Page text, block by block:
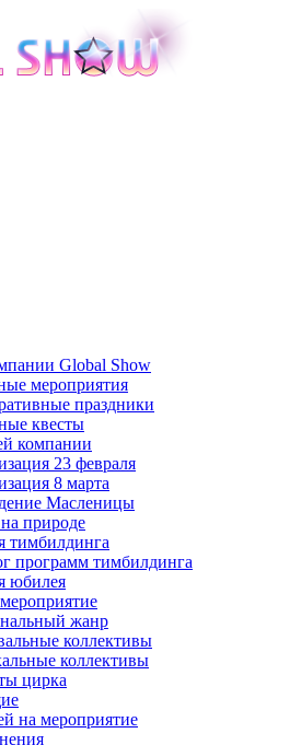
Global Show
мероприятия
праздники
квесты
компании
23 февраля
8 марта
Масленицы
природе
тимбилдинга
программ тимбилдинга
юбилея
жанр
коллективы
коллективы
цирка
на мероприятие